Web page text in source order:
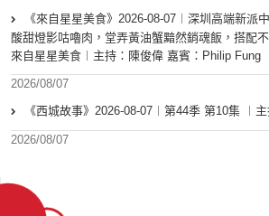
《來自星星美食》2026-08-07︱深圳高端新派
酸甜燈影咕嚕肉，堂弄黃油蟹黯然銷魂飯，搭配不
來自星星美食︱主持：陳俊偉 嘉賓：Philip Fung
2026/08/07
《西城故事》2026-08-07︱第44季 第10集 ︱
2026/08/07